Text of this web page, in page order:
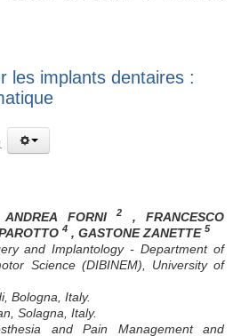
les implants dentaires :
FORNI 2
, FRANCESCO
4 , GASTONE ZANETTE 5
and Implantology - Department of
Science (DIBINEM), University of
Bologna, Italy.
Solagna, Italy.
and Pain Management and